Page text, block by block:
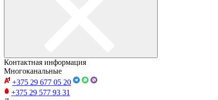
Контактная информация
Многоканальные
+375 29 677 05 20
+375 29 577 93 31